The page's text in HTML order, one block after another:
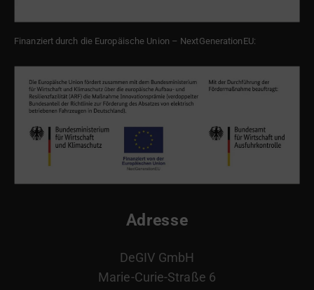
Finanziert durch die Europäische Union – NextGenerationEU:
Adresse
DeGIV GmbH
Marie-Curie-Straße 6